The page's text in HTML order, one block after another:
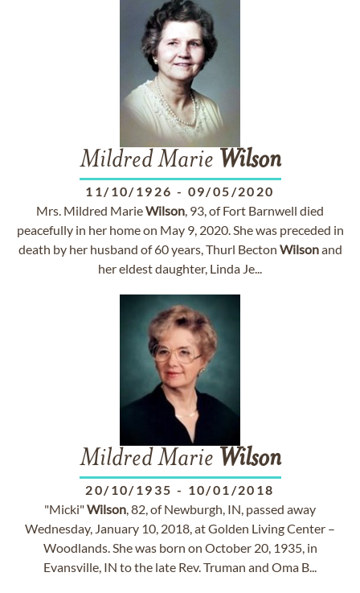
Mildred Marie Wilson
11/10/1926 - 09/05/2020
Mrs. Mildred MarieWilson, 93, of Fort Barnwell died
peacefully in her home on May 9, 2020. She was preceded in
death by her husband of 60 years, Thurl Becton Wilsonand
her eldest daughter, Linda Je...
Mildred Marie Wilson
20/10/1935 - 10/01/2018
"Micki"Wilson, 82, of Newburgh, IN, passed away
Wednesday, January 10, 2018, at Golden Living Center –
Woodlands. She was born on October 20, 1935, in
Evansville, IN to the late Rev. Truman and Oma B...